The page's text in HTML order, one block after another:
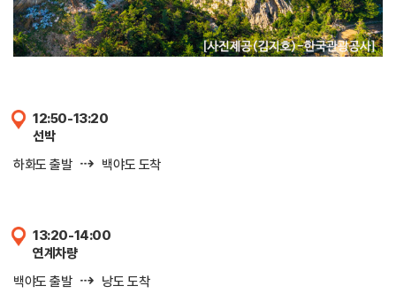
12:50-13:20
선박
하화도 출발 ⇢ 백야도 도착
13:20-14:00
연계차량
백야도 출발 ⇢ 낭도 도착